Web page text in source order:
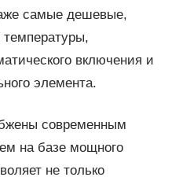
самые дешевые,
включения и
элемента.
современным
на базе мощного
не только